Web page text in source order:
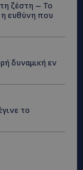
ζέστη – Το
η ευθύνη που
δυναμική εν
το